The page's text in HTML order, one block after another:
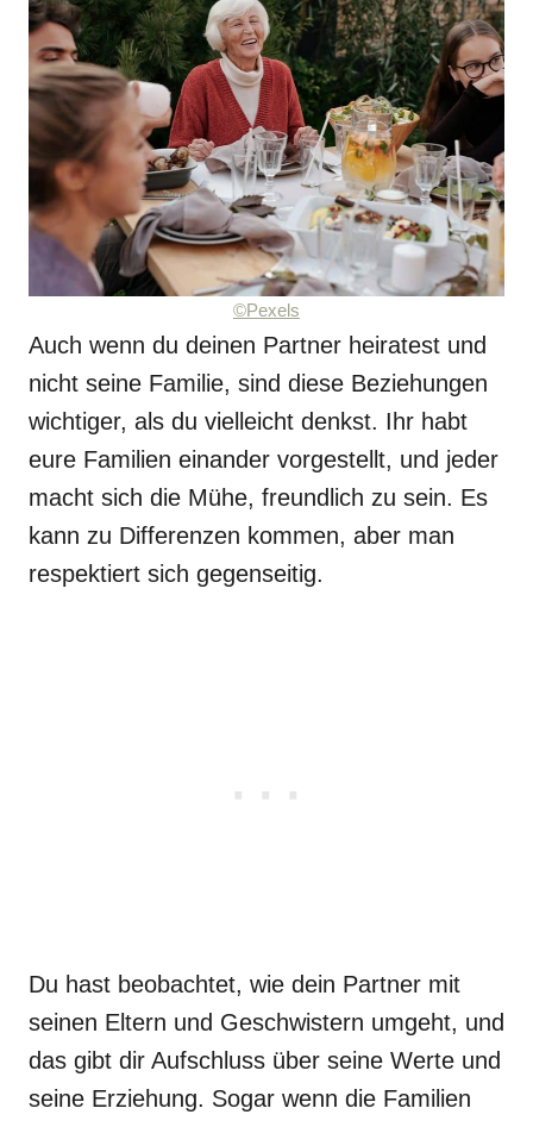
©Pexels
Auch wenn du deinen Partner heiratest und
nicht seine Familie, sind diese Beziehungen
wichtiger, als du vielleicht denkst. Ihr habt
eure Familien einander vorgestellt, und jeder
macht sich die Mühe, freundlich zu sein. Es
kann zu Differenzen kommen, aber man
respektiert sich gegenseitig.
Du hast beobachtet, wie dein Partner mit
seinen Eltern und Geschwistern umgeht, und
das gibt dir Aufschluss über seine Werte und
seine Erziehung. Sogar wenn die Familien